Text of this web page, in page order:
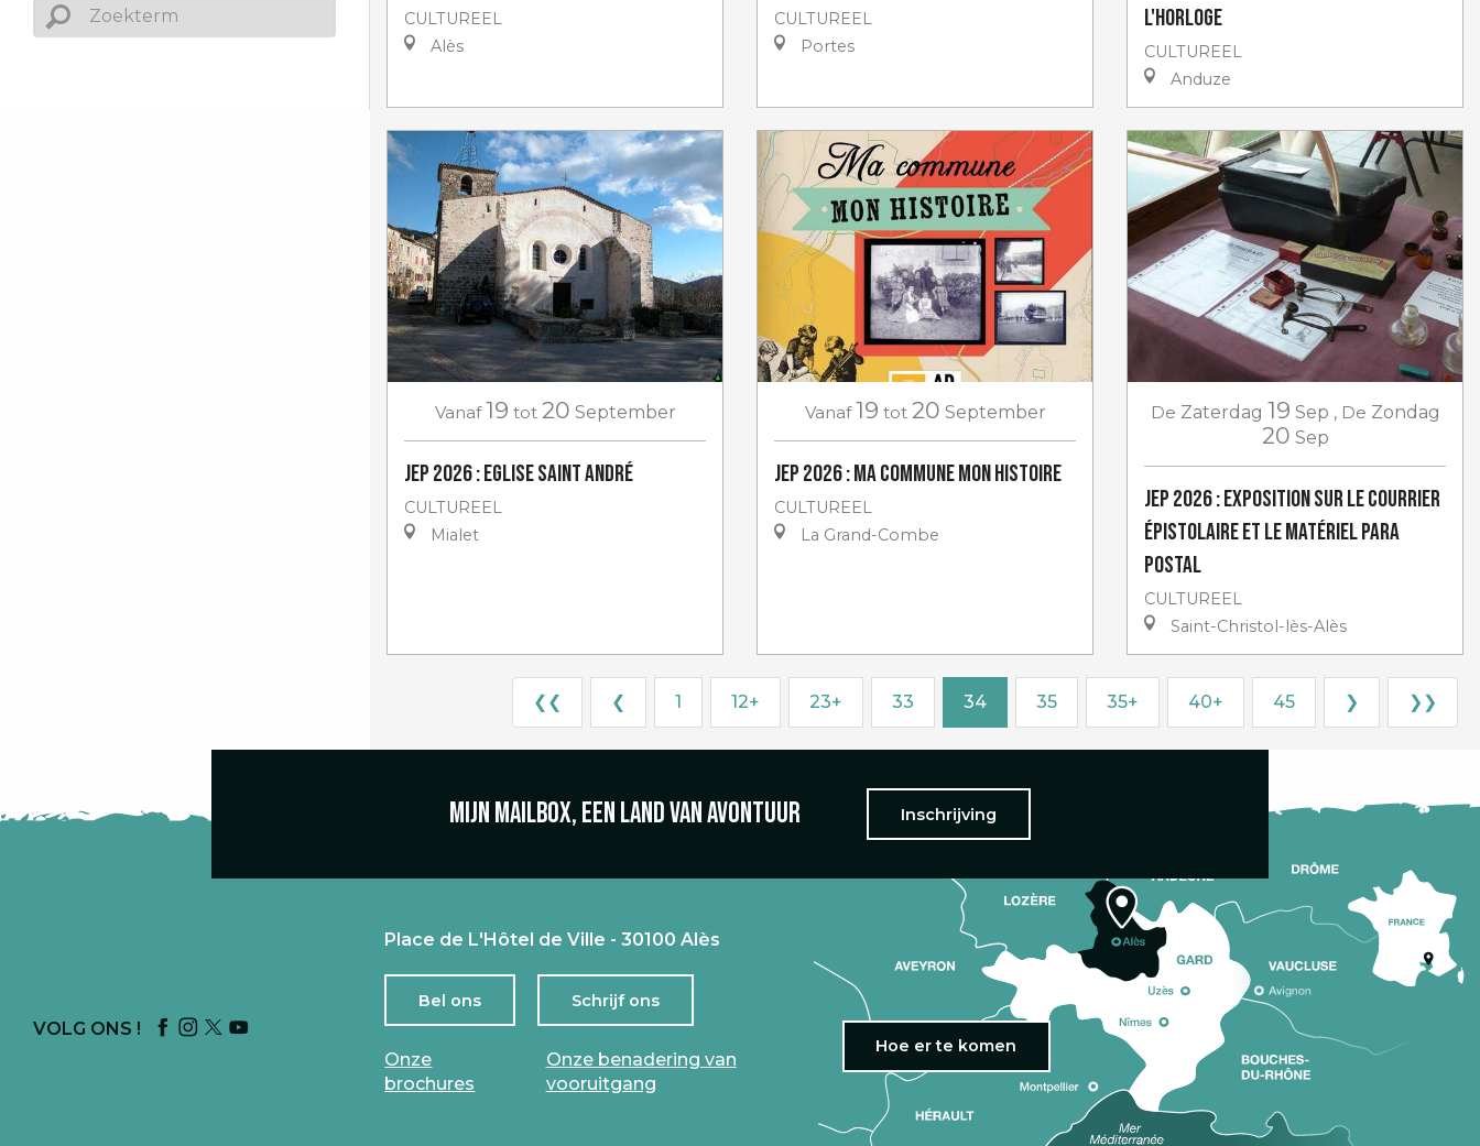
CULTUREEL
Alès
CULTUREEL
Portes
l'Horloge
CULTUREEL
Anduze
Vanaf 19 tot 20 September
JEP 2026 : Eglise Saint André
CULTUREEL
Mialet
Vanaf 19 tot 20 September
JEP 2026 : Ma commune mon histoire
CULTUREEL
La Grand-Combe
De Zaterdag 19 Sep , De Zondag
20 Sep
JEP 2026 : Exposition sur le courrier
épistolaire et le matériel para
postal
CULTUREEL
Saint-Christol-lès-Alès
❮❮ ❮ 1 12+ 23+ 33 34 35 35+ 40+ 45 ❯ ❯❯
Mijn mailbox, een land van avontuur Inschrijving
VOLG ONS !
Place de L'Hôtel de Ville - 30100 Alès
Bel ons Schrijf ons
Onze
brochures
Onze benadering van
vooruitgang
Hoe er te komen